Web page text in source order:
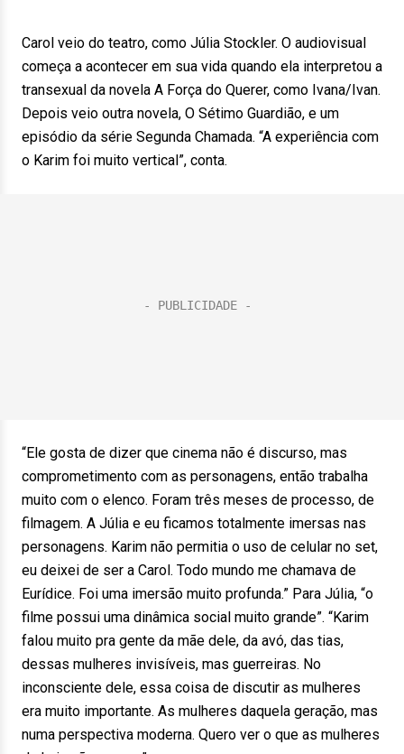
Carol veio do teatro, como Júlia Stockler. O audiovisual
começa a acontecer em sua vida quando ela interpretou a
transexual da novela A Força do Querer, como Ivana/Ivan.
Depois veio outra novela, O Sétimo Guardião, e um
episódio da série Segunda Chamada. “A experiência com
o Karim foi muito vertical”, conta.
“Ele gosta de dizer que cinema não é discurso, mas
comprometimento com as personagens, então trabalha
muito com o elenco. Foram três meses de processo, de
filmagem. A Júlia e eu ficamos totalmente imersas nas
personagens. Karim não permitia o uso de celular no set,
eu deixei de ser a Carol. Todo mundo me chamava de
Eurídice. Foi uma imersão muito profunda.” Para Júlia, “o
filme possui uma dinâmica social muito grande”. “Karim
falou muito pra gente da mãe dele, da avó, das tias,
dessas mulheres invisíveis, mas guerreiras. No
inconsciente dele, essa coisa de discutir as mulheres
era muito importante. As mulheres daquela geração, mas
numa perspectiva moderna. Quero ver o que as mulheres